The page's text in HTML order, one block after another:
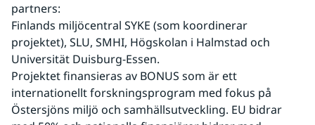
partners:
Finlands miljöcentral SYKE (som koordinerar
projektet), SLU, SMHI, Högskolan i Halmstad och
Universität Duisburg-Essen.
Projektet finansieras av BONUS som är ett
internationellt forskningsprogram med fokus på
Östersjöns miljö och samhällsutveckling. EU bidrar